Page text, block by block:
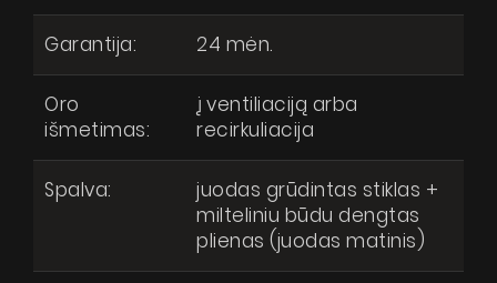
Garantija: 24 mėn.
Oro
išmetimas:
į ventiliaciją arba
recirkuliacija
Spalva:
juodas grūdintas stiklas +
milteliniu būdu dengtas
plienas (juodas matinis)